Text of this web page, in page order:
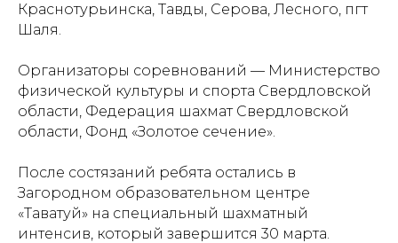
Краснотурьинска, Тавды, Серова, Лесного, пгт
Шаля.
Организаторы соревнований — Министерство
физической культуры и спорта Свердловской
области, Федерация шахмат Свердловской
области, Фонд «Золотое сечение».
После состязаний ребята остались в
Загородном образовательном центре
«Таватуй» на специальный шахматный
интенсив, который завершится 30 марта.